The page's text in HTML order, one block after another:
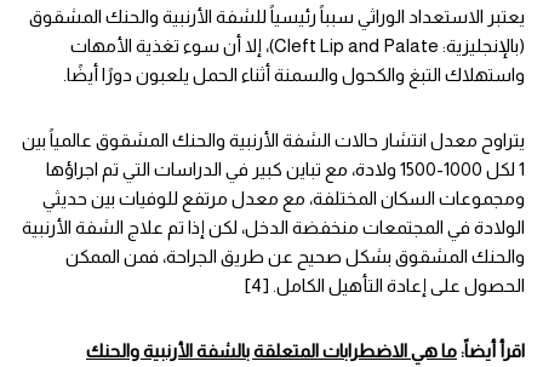
يعتبر الاستعداد الوراثي سبباً رئيسياً للشفة الأرنبية والحنك المشقوق
(بالإنجليزية: Cleft Lip and Palate)، إلا أن سوء تغذية الأمهات
واستهلاك التبغ والكحول والسمنة أثناء الحمل يلعبون دورًا أيضًا.
يتراوح معدل انتشار حالات الشفة الأرنبية والحنك المشقوق عالمياً بين
1 لكل 1000-1500 ولادة، مع تباين كبير في الدراسات التي تم اجراؤها
ومجموعات السكان المختلفة، مع معدل مرتفع للوفيات بين حديثي
الولادة في المجتمعات منخفضة الدخل، لكن إذا تم علاج الشفة الأرنبية
والحنك المشقوق بشكل صحيح عن طريق الجراحة، فمن الممكن
الحصول على إعادة التأهيل الكامل. [4]
اقرأ أيضاً:ما هي الاضطرابات المتعلقة بالشفة الأرنبية والحنك